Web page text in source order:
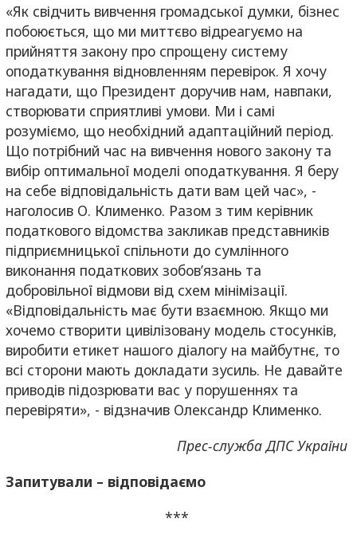
«Як свідчить вивчення громадської думки, бізнес
побоюється, що ми миттєво відреагуємо на
прийняття закону про спрощену систему
оподаткування відновленням перевірок. Я хочу
нагадати, що Президент доручив нам, навпаки,
створювати сприятливі умови. Ми і самі
розуміємо, що необхідний адаптаційний період.
Що потрібний час на вивчення нового закону та
вибір оптимальної моделі оподаткування. Я беру
на себе відповідальність дати вам цей час», -
наголосив О. Клименко. Разом з тим керівник
податкового відомства закликав представників
підприємницької спільноти до сумлінного
виконання податкових зобов’язань та
добровільної відмови від схем мінімізації.
«Відповідальність має бути взаємною. Якщо ми
хочемо створити цивілізовану модель стосунків,
виробити етикет нашого діалогу на майбутнє, то
всі сторони мають докладати зусиль. Не давайте
приводів підозрювати вас у порушеннях та
перевіряти», - відзначив Олександр Клименко.
Прес-служба ДПС України
Запитували – відповідаємо
***